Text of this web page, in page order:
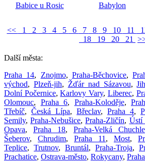
Babice u Rosic Babylon
<< 1 2 3 4 5 6 7 8 9 10 11
18
19 20 21
Další města:
Praha 14, Znojmo, Praha-Běchovice,
východ, Plzeň-jih, Žďár nad Sázavou,
Dolní Počernice,Karlovy Vary, Liberec,
Olomouc, Praha 6, Praha-Koloděje,
Třebíč, Česká Lípa, Břeclav, Praha 4,
Semily,Praha-Nebušice,Praha-Zličín, Ústí
Opava, Praha 18, Praha-Velká Chuchle
Šeberov, Chrudim, Praha 11 , Most,
Teplice, Trutnov, Bruntál, Praha-Troja,
Prachatice, Ostrava-město, Rokycany,